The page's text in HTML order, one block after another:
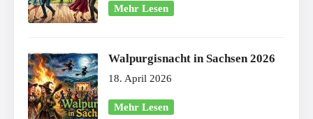
Mehr Lesen
Walpurgisnacht in Sachsen 2026
18. April 2026
Mehr Lesen